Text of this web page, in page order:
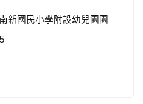
新國民小學附設幼兒園園